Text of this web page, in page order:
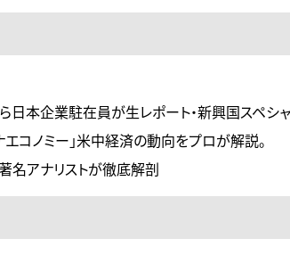
日本企業駐在員が生レポート・新興国スペシ
コノミー」米中経済の動向をプロが解説。
名アナリストが徹底解剖